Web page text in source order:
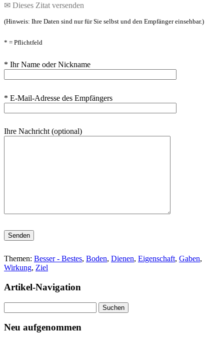
✉ Dieses Zitat versenden
(Hinweis: Ihre Daten sind nur für Sie selbst und den Empfänger einsehbar.)
* = Pflichtfeld
* Ihr Name oder Nickname
* E-Mail-Adresse des Empfängers
Ihre Nachricht (optional)
Bitte lasse dieses Feld leer.
Themen: Besser - Bestes, Boden, Dienen, Eigenschaft, Gaben,
Wirkung, Ziel
Artikel-Navigation
nach:
Neu aufgenommen